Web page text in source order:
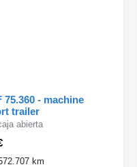
75.360 - machine
trailer
abierta
km